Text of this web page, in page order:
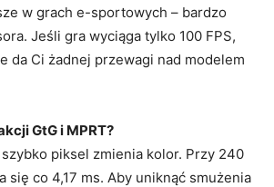
w grach e-sportowych – bardzo
Jeśli gra wyciąga tylko 100 FPS,
da Ci żadnej przewagi nad modelem
GtG i MPRT?
piksel zmienia kolor. Przy 240
się co 4,17 ms. Aby uniknąć smużenia